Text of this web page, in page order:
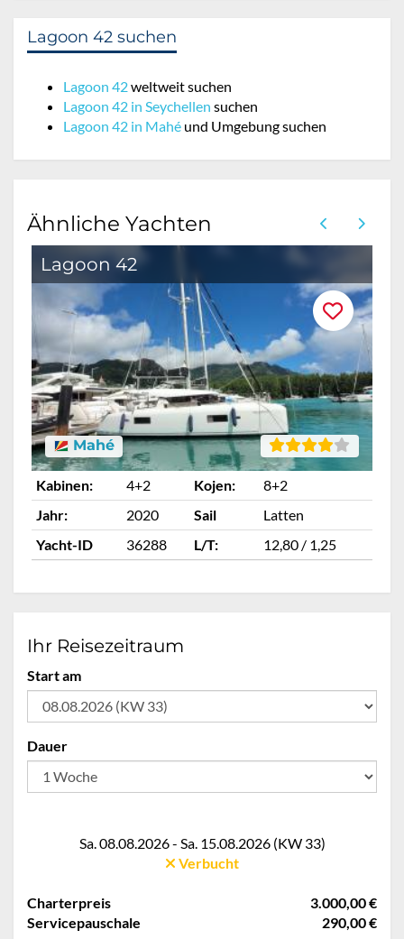
Lagoon 42 suchen
Lagoon 42weltweit suchen
Lagoon 42 in Seychellen suchen
Lagoon 42 in Mahé und Umgebung suchen
Ähnliche Yachten
Lagoon 42
Mahé
Kabinen: 4+2 Kojen:
8+2
Jahr:
2020 Sail
Latten
Yacht-ID
36288 L/T: 12,80 / 1,25
Ihr Reisezeitraum
Start am
Dauer
Sa. 08.08.2026 - Sa. 15.08.2026 (KW 33)
Verbucht
Charterpreis
3.000,00 €
Servicepauschale
290,00 €